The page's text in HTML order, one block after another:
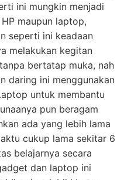
ini mungkin menjadi
maupun laptop,
seperti ini keadaan
melakukan kegitan
bertatap muka, nah
daring ini menggunakan
untuk membantu
pun beragam
ada yang lebih lama
cukup lama sekitar 6
belajarnya secara
dan laptop ini